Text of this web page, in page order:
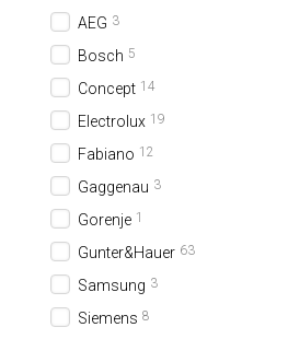
AEG 3
Bosch 5
Concept 14
Electrolux 19
Fabiano 12
Gaggenau 3
Gorenje 1
Gunter&Hauer 63
Samsung 3
Siemens 8